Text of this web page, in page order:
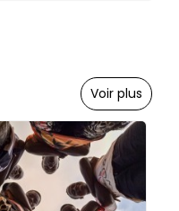
Voir plus